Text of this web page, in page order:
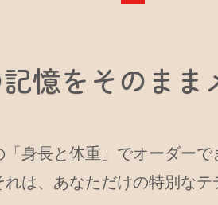
憶をそのまま
「身長と体重」でオーダーで
れは、あなただけの特別なテ